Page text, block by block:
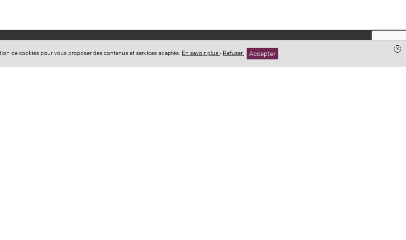
+
de cookies pour vous proposer des contenus et services adaptés. En savoir plus - Refuser Accepter
x